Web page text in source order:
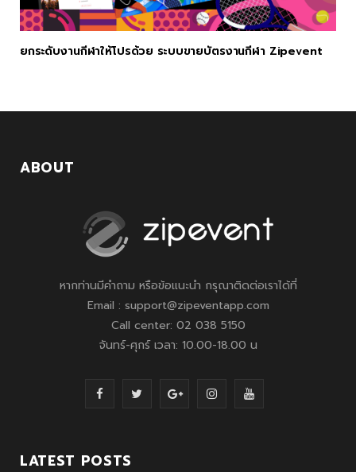
ยกระดับงานกีฬาให้โปรด้วย ระบบขายบัตรงานกีฬา Zipevent
ABOUT
หากท่านมีคำถาม หรือข้อแนะนำ กรุณาติดต่อเราได้ที่
Email : support@zipeventapp.com
Call center: 02 038 5150
จันทร์-ศุกร์ เวลา: 10.00-18.00 น
F
c
G
I
Y
LATEST POSTS